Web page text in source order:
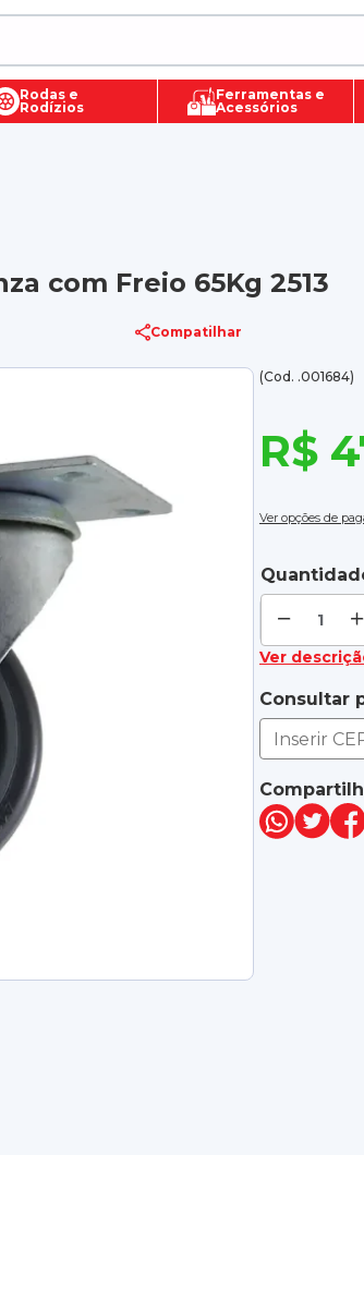
Rodas e
Rodízios
Ferramentas e
Acessórios
com Freio 65Kg 2513
Compatilhar
(Cod. .001684)
R$
Ver opções de
Ver
Consultar